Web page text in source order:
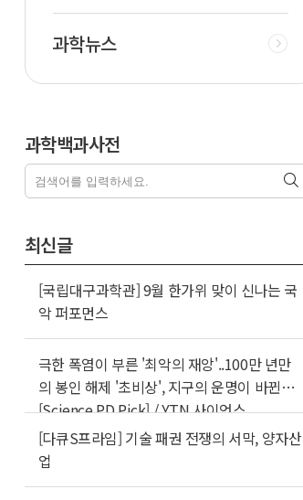
과학뉴스
과학백과사전
최신글
[국립대구과학관] 9월 한가위 맞이 신나는 국
악 퍼포먼스
극한 폭염이 부른 '최악의 재앙'..100만 년만
의 봉인 해제 '초비상', 지구의 운명이 바뀐다
[Science PD Pick] / YTN 사이언스
[다큐S프라임] 기술 패권 전쟁의 서막, 양자산
업